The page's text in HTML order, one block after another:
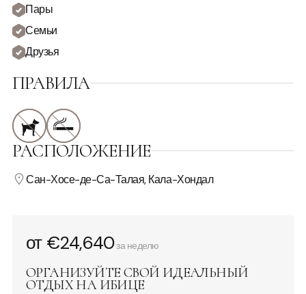
от €24,640за неделю
ОРГАНИЗУЙТЕ СВОЙ ИДЕАЛЬНЫЙ
ОТДЫХ НА ИБИЦЕ
Пары
Семьи
Друзья
ПРАВИЛА
РАСПОЛОЖЕНИЕ
Сан-Хосе-де-Са-Талая, Кала-Хондал